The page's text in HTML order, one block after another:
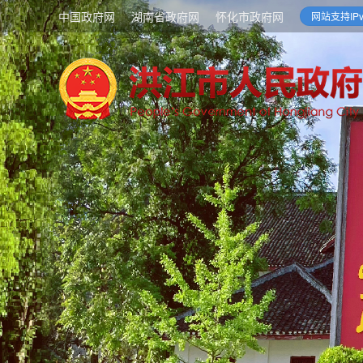
中国政府网 湖南省政府网 怀化市政府网 网站支持